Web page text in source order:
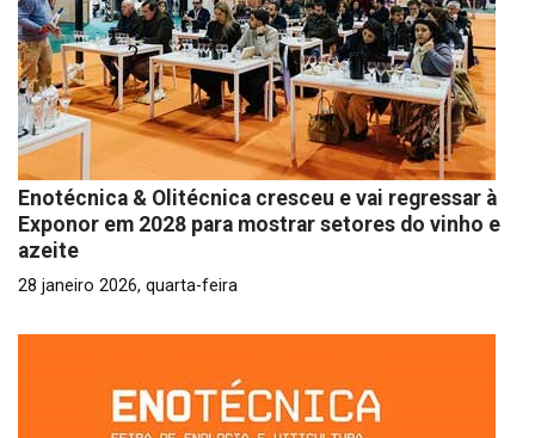
Enotécnica & Olitécnica cresceu e vai regressar à
Exponor em 2028 para mostrar setores do vinho e
azeite
28 janeiro 2026, quarta-feira